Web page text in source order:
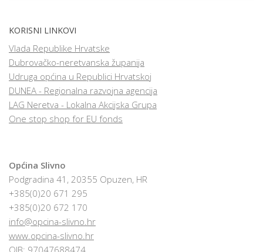
KORISNI LINKOVI
Vlada Republike Hrvatske
Dubrovačko-neretvanska županija
Udruga općina u Republici Hrvatskoj
DUNEA - Regionalna razvojna agencija
LAG Neretva - Lokalna Akcijska Grupa
One stop shop for EU fonds
Općina Slivno
Podgradina 41, 20355 Opuzen, HR
+385(0)20 671 295
+385(0)20 672 170
info@opcina-slivno.hr
www.opcina-slivno.hr